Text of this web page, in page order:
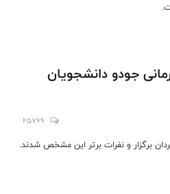
جودو دانشجویان
25769
برگزار و نفرات برتر این مشخص شدند.